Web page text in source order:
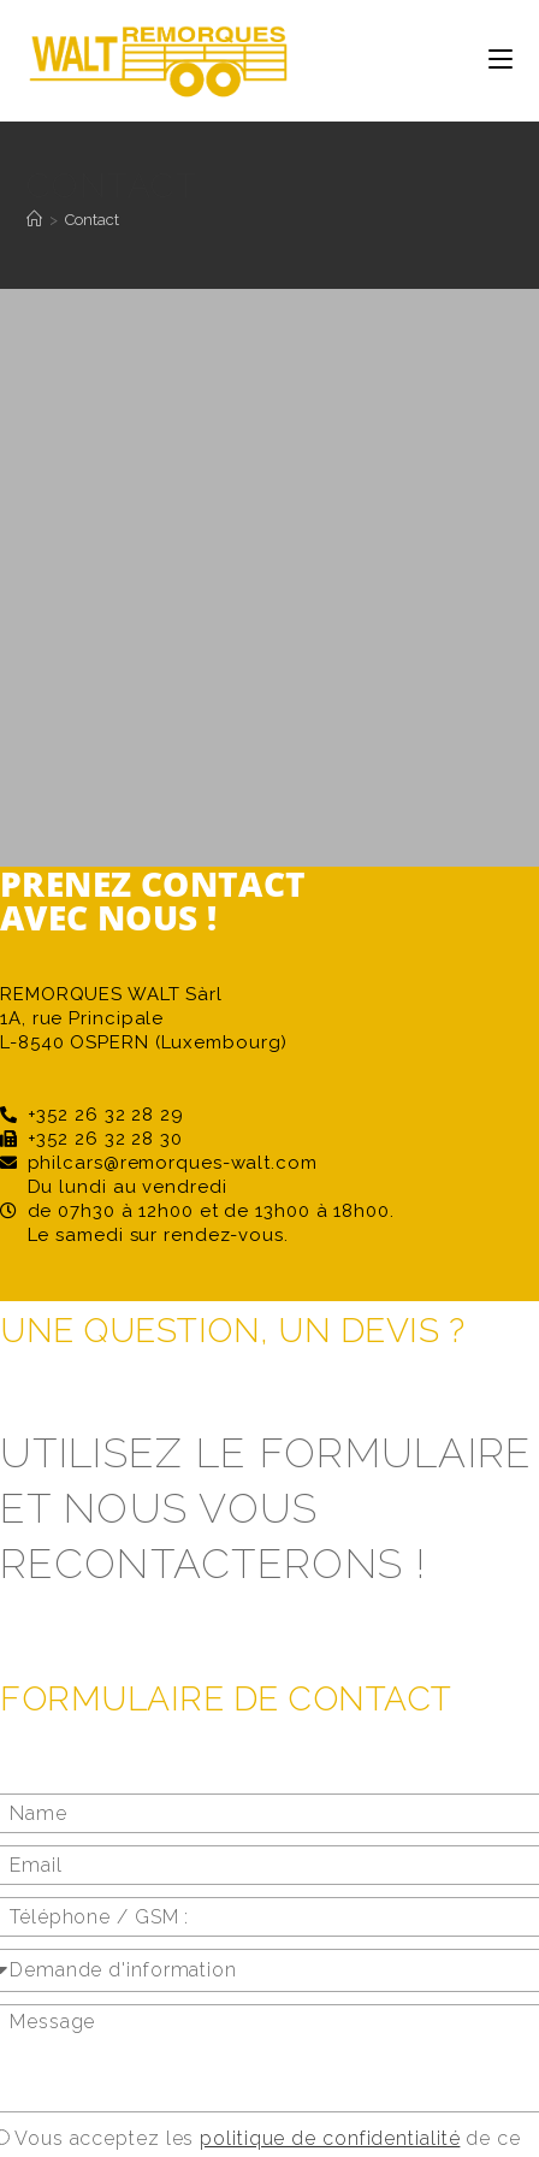
> Contact
PRENEZ CONTACT
AVEC NOUS !
REMORQUES WALT Sàrl
1A, rue Principale
L-8540 OSPERN (Luxembourg)
+352 26 32 28 29
+352 26 32 28 30
philcars@remorques-walt.com
Du lundi au vendredi
de 07h30 à 12h00 et de 13h00 à 18h00.
Le samedi sur rendez-vous.
UNE QUESTION, UN DEVIS ?
UTILISEZ LE FORMULAIRE
ET NOUS VOUS
RECONTACTERONS !
FORMULAIRE DE CONTACT
Vous acceptez les politique de confidentialité de ce